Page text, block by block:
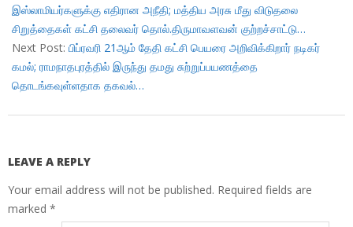
17
இஸ்லாமியர்களுக்கு எதிரான அநீதி; மத்திய அரசு மீது விடுதலை
சிறுத்தைகள் கட்சி தலைவர் தொல்.திருமாவளவன் குற்றச்சாட்டு…
Next Post: பிப்ரவரி 21ஆம் தேதி கட்சி பெயரை அறிவிக்கிறார் நடிகர்
கமல்; ராமநாதபுரத்தில் இருந்து தமது சுற்றுப்பயணத்தை
தொடங்கவுள்ளதாக தகவல்…
LEAVE A REPLY
Your email address will not be published. Required fields are
marked *